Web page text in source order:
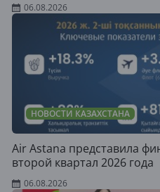
06.08.2026
НОВОСТИ КАЗАХСТАНА
Air Astana представила
второй квартал 2026 года
06.08.2026